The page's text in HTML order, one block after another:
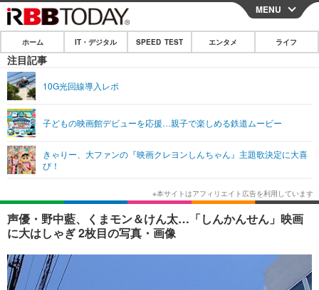
CLOSE
ホーム
IT・デジタル
ショッピング その他
SPEED TEST
エンタメ
エンタメTOP
韓国・芸能
音楽 スポーツ
ショッピング
ライフ
ライフTOP グルメ
ペット ショッピング
その他
リリース一覧
プッシュ通知の停止方法
MENU
ホーム IT・デジタル SPEED TEST エンタメ ライフ
注目記事
10G光回線導入レポ
子どもの映画館デビューを応援…親子で楽しめる鉄道ムービー
きゃりー、大ファンの『映画クレヨンしんちゃん』主題歌決定に大喜
び！
声優・野中藍、くまモン＆けん太…「しんかんせん」映画
に大はしゃぎ 2枚目の写真・画像